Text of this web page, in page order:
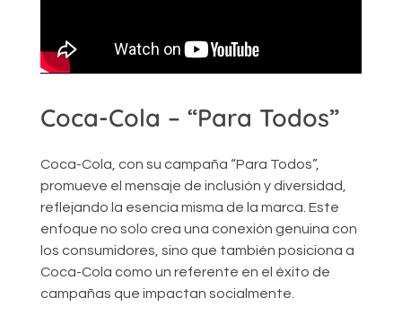
Coca-Cola – “Para Todos”
Coca-Cola, con su campaña “Para Todos”,
promueve el mensaje de inclusión y diversidad,
reflejando la esencia misma de la marca. Este
enfoque no solo crea una conexión genuina con
los consumidores, sino que también posiciona a
Coca-Cola como un referente en el éxito de
campañas que impactan socialmente.